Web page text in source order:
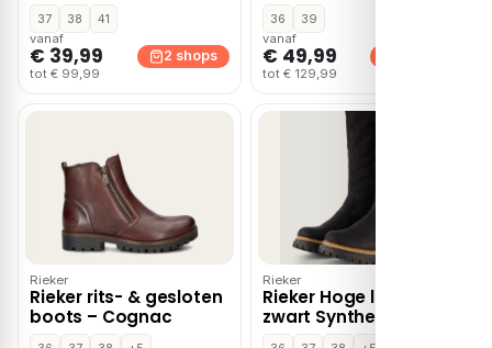
37 38
41
vanaf
€ 39,99
tot € 99,99
2 shops
36
39
vanaf
€ 49,99
tot € 129,99
Rieker
Rieker rits- & gesloten
boots – Cognac
Rieker
Rieker Hoge laarzen
zwart Synthetisch